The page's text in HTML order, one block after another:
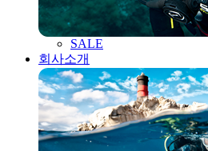
SALE
회사소개